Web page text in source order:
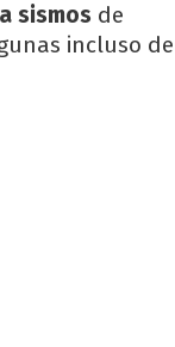
sismos de
incluso de